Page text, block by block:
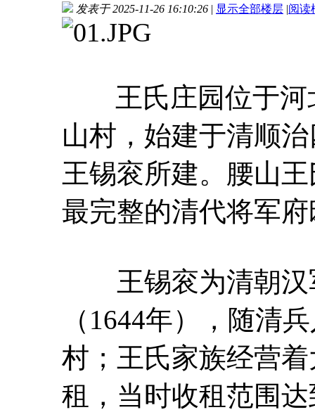
发表于 2025-11-26 16:10:26 | 显示全部楼层 |阅读
王氏庄园位于
山村，始建于清顺
王锡衮所建。腰山
最完整的清代将军
王锡衮为清朝汉
（1644年），随清
村；王氏家族经营
租，当时收租范围